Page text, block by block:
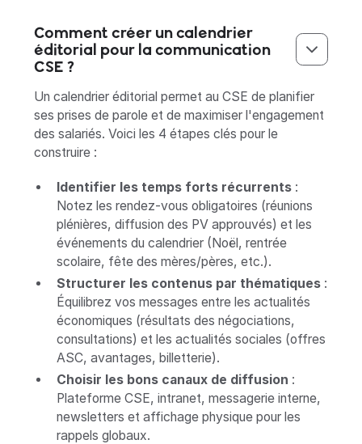
Comment créer un calendrier
éditorial pour la communication
CSE ?
Un calendrier éditorial permet au CSE de planifier
ses prises de parole et de maximiser l'engagement
des salariés. Voici les 4 étapes clés pour le
construire :
Identifier les temps forts récurrents:
Notez les rendez-vous obligatoires (réunions
plénières, diffusion des PV approuvés) et les
événements du calendrier (Noël, rentrée
scolaire, fête des mères/pères, etc.).
Structurer les contenus par thématiques:
Équilibrez vos messages entre les actualités
économiques (résultats des négociations,
consultations) et les actualités sociales (offres
ASC, avantages, billetterie).
Choisir les bons canaux de diffusion :
Plateforme CSE, intranet, messagerie interne,
newsletters et affichage physique pour les
rappels globaux.